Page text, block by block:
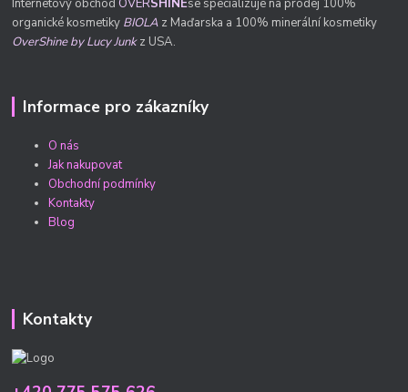
Internetový obchod OVERSHINEse specializuje na prodej 100%
organické kosmetiky BIOLA z Maďarska a 100% minerální kosmetiky
OverShine by Lucy Junkz USA.
Informace pro zákazníky
O nás
Jak nakupovat
Obchodní podmínky
Kontakty
Blog
Kontakty